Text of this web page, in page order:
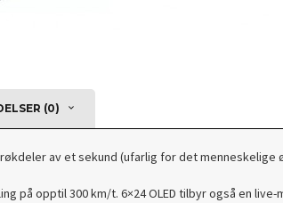
(0)
av et sekund (ufarlig for det
på opptil 300 km/t. 6×24 OLED tilbyr også en